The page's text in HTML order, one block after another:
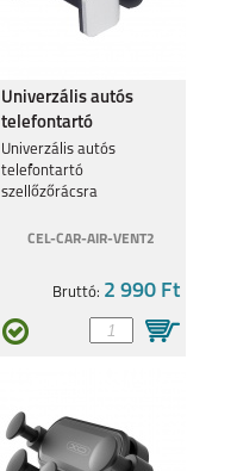
Univerzális autós
telefontartó
szellőzőrácsra
Univerzális autós
telefontartó
szellőzőrácsra
CEL-CAR-AIR-VENT2
Bruttó: 2 990 Ft